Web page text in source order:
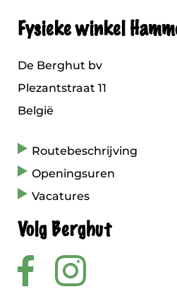
Fysieke winkel
De Berghut bv
Plezantstraat 11
België
Routebeschrijving
Openingsuren
Vacatures
Volg Berghut